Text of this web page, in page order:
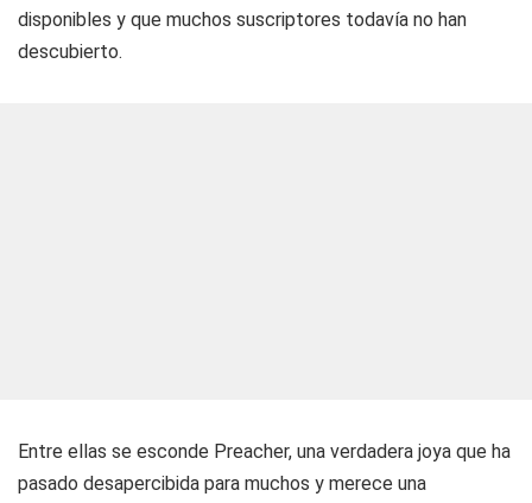
disponibles y que muchos suscriptores todavía no han
descubierto.
Entre ellas se esconde Preacher, una verdadera joya que ha
pasado desapercibida para muchos y merece una